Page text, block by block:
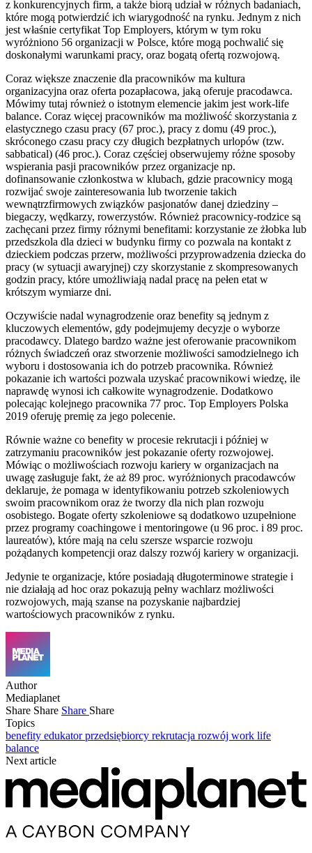
z konkurencyjnych firm, a także biorą udział w różnych badaniach,
które mogą potwierdzić ich wiarygodność na rynku. Jednym z nich
jest właśnie certyfikat Top Employers, którym w tym roku
wyróżniono 56 organizacji w Polsce, które mogą pochwalić się
doskonałymi warunkami pracy, oraz bogatą ofertą rozwojową.
Coraz większe znaczenie dla pracowników ma kultura
organizacyjna oraz oferta pozapłacowa, jaką oferuje pracodawca.
Mówimy tutaj również o istotnym elemencie jakim jest work-life
balance. Coraz więcej pracowników ma możliwość skorzystania z
elastycznego czasu pracy (67 proc.), pracy z domu (49 proc.),
skróconego czasu pracy czy długich bezpłatnych urlopów (tzw.
sabbatical) (46 proc.). Coraz częściej obserwujemy różne sposoby
wspierania pasji pracowników przez organizacje np.
dofinansowanie członkostwa w klubach, gdzie pracownicy mogą
rozwijać swoje zainteresowania lub tworzenie takich
wewnątrzfirmowych związków pasjonatów danej dziedziny –
biegaczy, wędkarzy, rowerzystów. Również pracownicy-rodzice są
zachęcani przez firmy różnymi benefitami: korzystanie ze żłobka lub
przedszkola dla dzieci w budynku firmy co pozwala na kontakt z
dzieckiem podczas przerw, możliwości przyprowadzenia dziecka do
pracy (w sytuacji awaryjnej) czy skorzystanie z skompresowanych
godzin pracy, które umożliwiają nadal pracę na pełen etat w
krótszym wymiarze dni.
Oczywiście nadal wynagrodzenie oraz benefity są jednym z
kluczowych elementów, gdy podejmujemy decyzje o wyborze
pracodawcy. Dlatego bardzo ważne jest oferowanie pracownikom
różnych świadczeń oraz stworzenie możliwości samodzielnego ich
wyboru i dostosowania ich do potrzeb pracownika. Również
pokazanie ich wartości pozwala uzyskać pracownikowi wiedzę, ile
naprawdę wynosi ich całkowite wynagrodzenie. Dodatkowo
polecając kolejnego pracownika 77 proc. Top Employers Polska
2019 oferuję premię za jego polecenie.
Równie ważne co benefity w procesie rekrutacji i później w
zatrzymaniu pracowników jest pokazanie oferty rozwojowej.
Mówiąc o możliwościach rozwoju kariery w organizacjach na
uwagę zasługuje fakt, że aż 89 proc. wyróżnionych pracodawców
deklaruje, że pomaga w identyfikowaniu potrzeb szkoleniowych
swoim pracownikom oraz że tworzy dla nich plan rozwoju
osobistego. Bogate oferty szkoleniowe są dodatkowo uzupełnione
przez programy coachingowe i mentoringowe (u 96 proc. i 89 proc.
laureatów), które mają na celu szersze wsparcie rozwoju
pożądanych kompetencji oraz dalszy rozwój kariery w organizacji.
Jedynie te organizacje, które posiadają długoterminowe strategie i
nie działają ad hoc oraz pokazują pełny wachlarz możliwości
rozwojowych, mają szanse na pozyskanie najbardziej
wartościowych pracowników z rynku.
Author
Mediaplanet
Share Share Share Share
Topics
benefity edukator przedsiębiorcy rekrutacja rozwój work life
balance
Next article